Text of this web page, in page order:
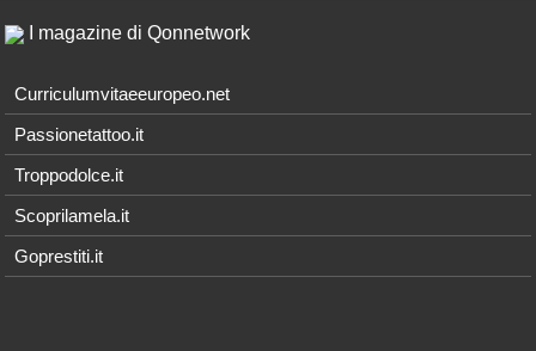
I magazine di Qonnetwork
Curriculumvitaeeuropeo.net
Passionetattoo.it
Troppodolce.it
Scoprilamela.it
Goprestiti.it